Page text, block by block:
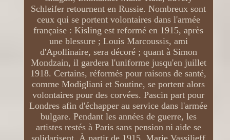
Schleifer retournent en Russie. Nombreux sont
ceux qui se portent volontaires dans l'armée
française : Kisling est reformé en 1915, après
une blessure ; Louis Marcoussis, ami
d'Apollinaire, sera décoré ; quant à Simon
Mondzain, il gardera l'uniforme jusqu'en juillet
1918. Certains, réformés pour raisons de santé,
comme Modigliani et Soutine, se portent alors
volontaires pour des corvées. Pascin part pour
Londres afin d'échapper au service dans l'armée
bulgare. Pendant les années de guerre, les
artistes restés à Paris sans pension ni aide se